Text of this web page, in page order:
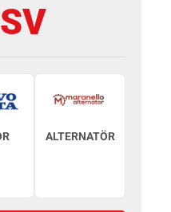
ALTERNATÖR